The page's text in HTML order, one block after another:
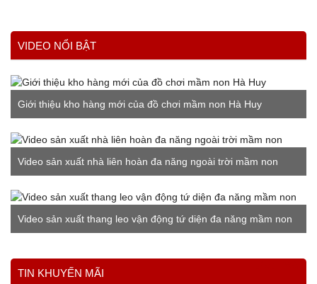
VIDEO NỔI BẬT
Giới thiệu kho hàng mới của đồ chơi mầm non Hà Huy
Video sản xuất nhà liên hoàn đa năng ngoài trời mầm non
Video sản xuất thang leo vận động tứ diện đa năng mầm non
Xem thêm
TIN KHUYẾN MÃI